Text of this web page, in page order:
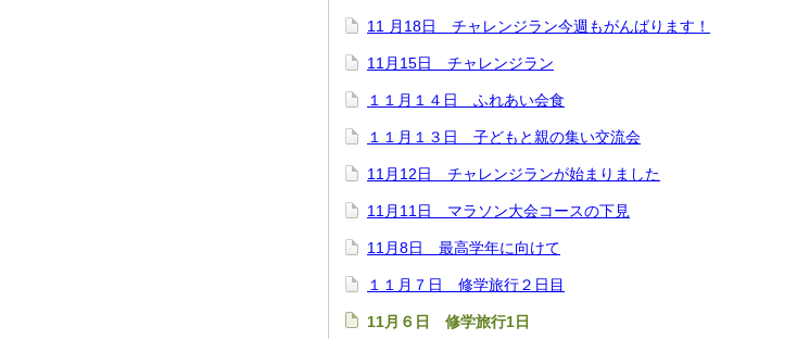
11 月18日 チャレンジラン今週もがんばります！
11月15日 チャレンジラン
１１月１４日 ふれあい会食
１１月１３日 子どもと親の集い交流会
11月12日 チャレンジランが始まりました
11月11日 マラソン大会コースの下見
11月8日 最高学年に向けて
１１月７日 修学旅行２日目
11月６日 修学旅行1日